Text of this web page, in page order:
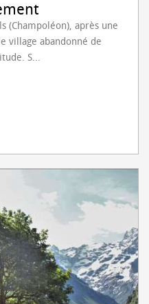
(Champoléon), après une
village abandonné de
S...